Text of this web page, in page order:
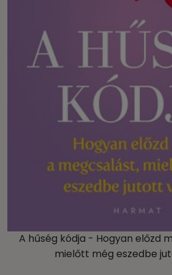
A hűség kódja - Hogyan előzd
mielőtt még eszedbe